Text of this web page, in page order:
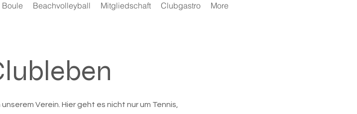
Boule Beachvolleyball Mitgliedschaft Clubgastro More
Verein. Hier geht es nicht nur um Tennis,